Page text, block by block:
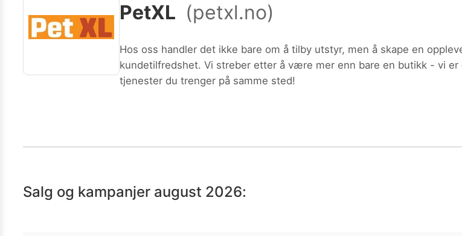
Send inn
Vil du være med i tipsekonkurransen kan du oppgi kontaktdetaljer i neste steg.
PetXL (petxl.no)
Hos oss handler det ikke bare om å tilby utstyr, men å skape en
kundetilfredshet. Vi streber etter å være mer enn bare en butikk - vi
tjenester du trenger på samme sted!
Salg og kampanjer august 2026: